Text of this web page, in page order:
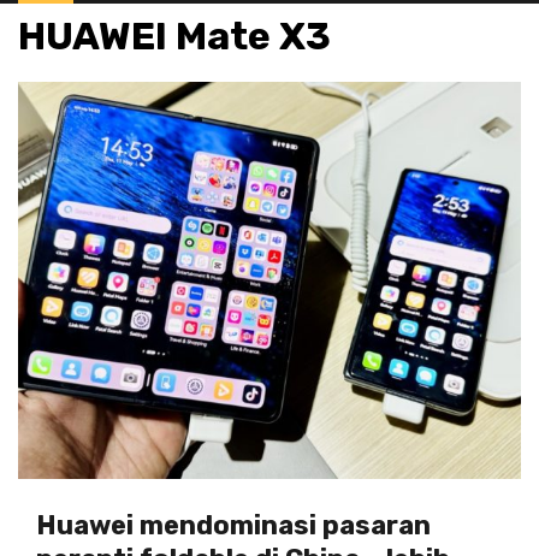
HUAWEI Mate X3
Huawei mendominasi pasaran